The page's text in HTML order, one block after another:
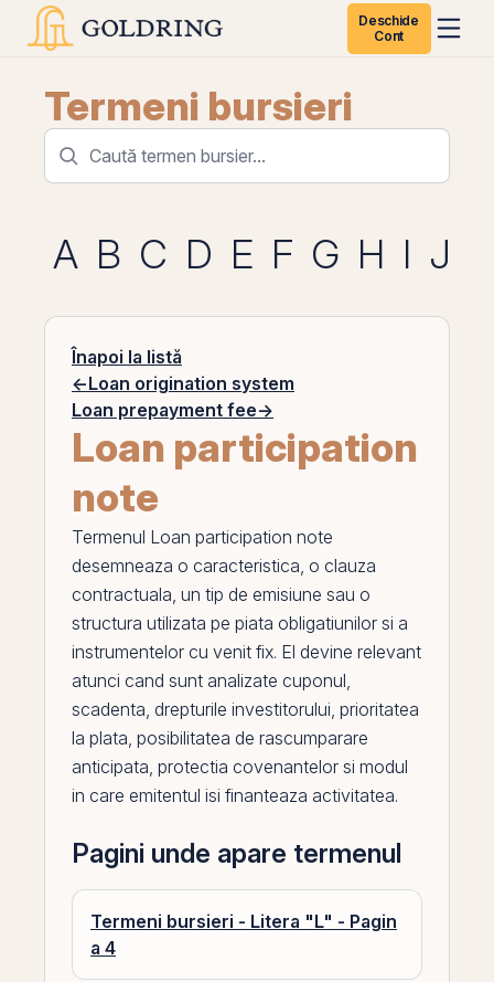
Deschide
Cont
Termeni bursieri
A B C D E F G H I J
Înapoi la listă
←Loan origination system
Loan prepayment fee→
Loan participation
note
Termenul Loan participation note
desemneaza o caracteristica, o clauza
contractuala, un tip de emisiune sau o
structura utilizata pe piata obligatiunilor si a
instrumentelor cu venit fix. El devine relevant
atunci cand sunt analizate cuponul,
scadenta, drepturile investitorului, prioritatea
la plata, posibilitatea de rascumparare
anticipata, protectia covenantelor si modul
in care emitentul isi finanteaza activitatea.
Pagini unde apare termenul
Termeni bursieri - Litera "L" - Pagin
a 4